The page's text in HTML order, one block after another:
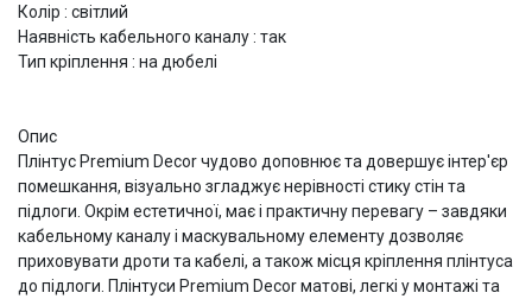
Колір : світлий
Наявність кабельного каналу : так
Тип кріплення : на дюбелі
Опис
Плінтус Premium Decor чудово доповнює та довершує інтер'єр
помешкання, візуально згладжує нерівності стику стін та
підлоги. Окрім естетичної, має і практичну перевагу – завдяки
кабельному каналу і маскувальному елементу дозволяє
приховувати дроти та кабелі, а також місця кріплення плінтуса
до підлоги. Плінтуси Premium Decor матові, легкі у монтажі та